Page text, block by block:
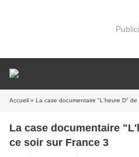
Accueil » La case documentaire "L'heure D" de
La case documentaire
ce soir sur France 3